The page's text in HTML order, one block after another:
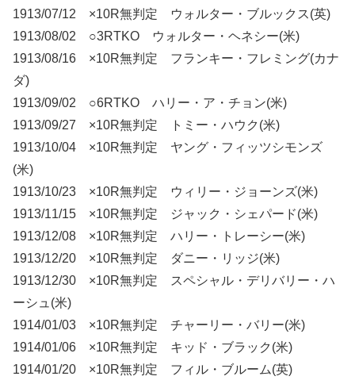
1913/07/12 ×10R無判定 ウォルター・ブルックス(英)
1913/08/02 ○3RTKO ウォルター・ヘネシー(米)
1913/08/16 ×10R無判定 フランキー・フレミング(カナ
ダ)
1913/09/02 ○6RTKO ハリー・ア・チョン(米)
1913/09/27 ×10R無判定 トミー・ハウク(米)
1913/10/04 ×10R無判定 ヤング・フィッツシモンズ
(米)
1913/10/23 ×10R無判定 ウィリー・ジョーンズ(米)
1913/11/15 ×10R無判定 ジャック・シェパード(米)
1913/12/08 ×10R無判定 ハリー・トレーシー(米)
1913/12/20 ×10R無判定 ダニー・リッジ(米)
1913/12/30 ×10R無判定 スペシャル・デリバリー・ハ
ーシュ(米)
1914/01/03 ×10R無判定 チャーリー・バリー(米)
1914/01/06 ×10R無判定 キッド・ブラック(米)
1914/01/20 ×10R無判定 フィル・ブルーム(英)